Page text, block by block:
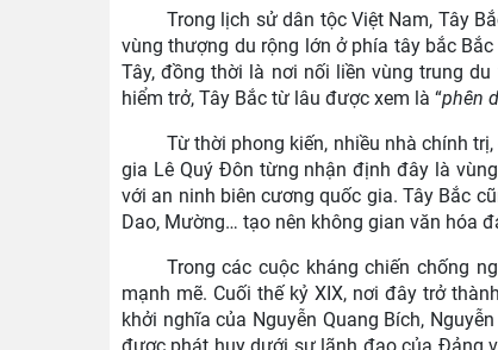
Trong lịch sử dân tộc Việt Nam, Tây
vùng thượng du rộng lớn ở phía tây bắc
Tây, đồng thời là nơi nối liền vùng trung
hiểm trở, Tây Bắc từ lâu được xem là “phên
Từ thời phong kiến, nhiều nhà chính
gia Lê Quý Đôn từng nhận định đây là
với an ninh biên cương quốc gia. Tây Bắc
Dao, Mường… tạo nên không gian văn hóa
Trong các cuộc kháng chiến chống
mạnh mẽ. Cuối thế kỷ XIX, nơi đây trở
khởi nghĩa của Nguyễn Quang Bích,